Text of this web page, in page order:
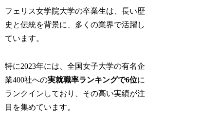
フェリス女学院大学の卒業生は、長い歴
史と伝統を背景に、多くの業界で活躍し
ています。
特に2023年には、全国女子大学の有名企
業400社への実就職率ランキングで6位に
ランクインしており、その高い実績が注
目を集めています。